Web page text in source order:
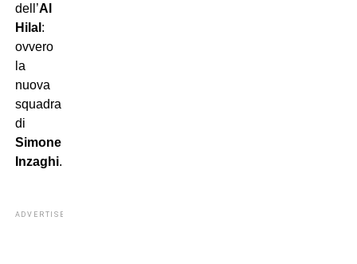
dell’Al
Hilal :
ovvero
la
nuova
squadra
di
Simone
Inzaghi.
ADVERTISEMENT